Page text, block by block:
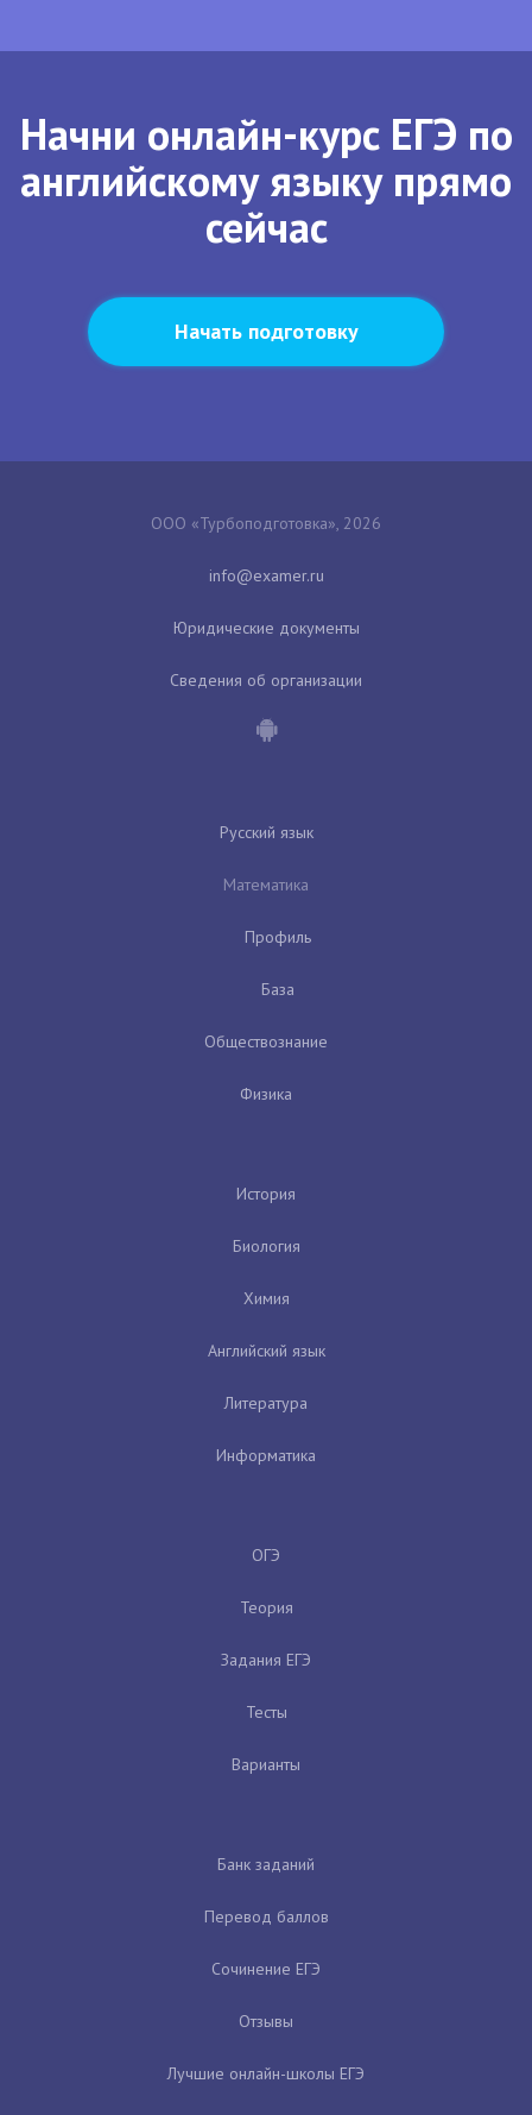
Начни онлайн-курс ЕГЭ по
английскому языку прямо
сейчас
Начать подготовку
ООО «Турбоподготовка», 2026
Юридические документы
Сведения об организации
Русский язык
Математика
Профиль
База
Обществознание
Физика
История
Биология
Химия
Английский язык
Литература
Информатика
ОГЭ
Теория
Задания ЕГЭ
Тесты
Варианты
Банк заданий
Перевод баллов
Сочинение ЕГЭ
Отзывы
Лучшие онлайн-школы ЕГЭ